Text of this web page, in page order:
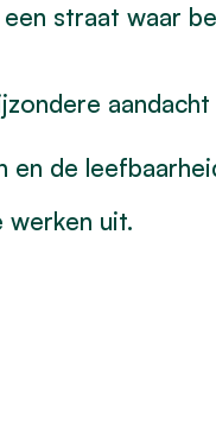
straat waar
de
werken uit.